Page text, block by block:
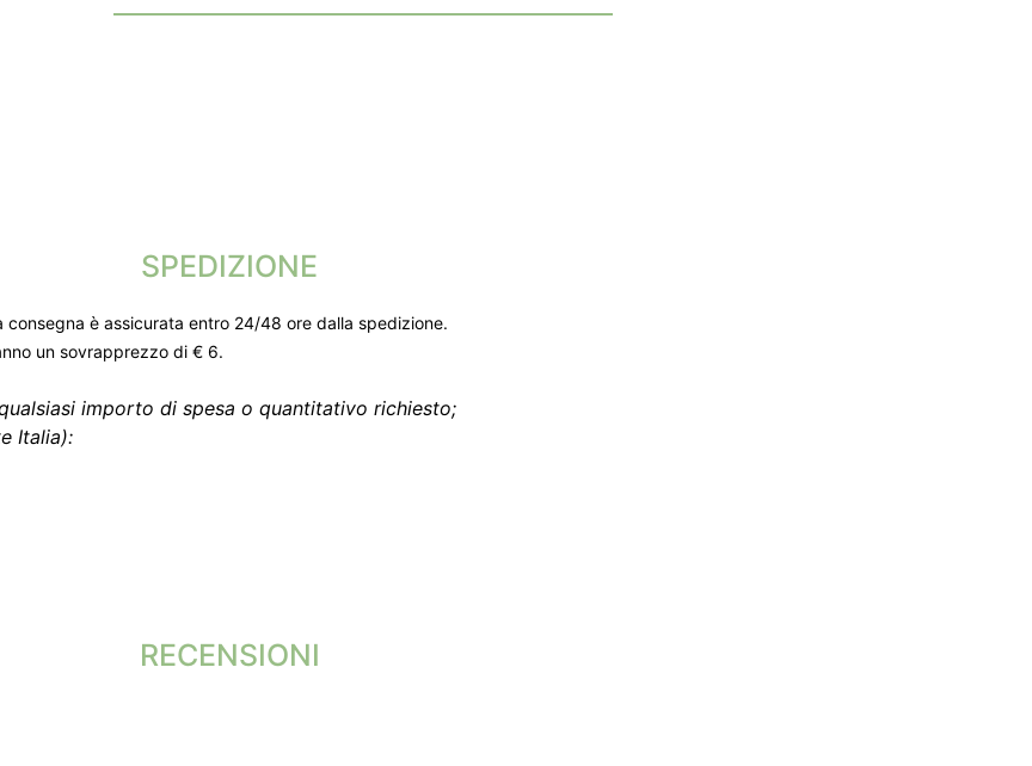
SPEDIZIONE
è assicurata entro 24/48 ore dalla spedizione.
un sovrapprezzo di € 6.
importo di spesa o quantitativo richiesto;
Italia):
RECENSIONI